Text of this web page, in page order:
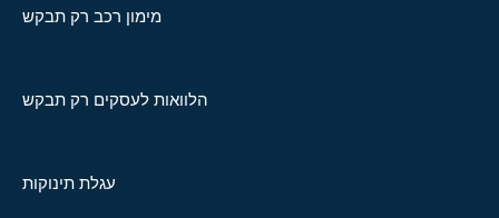
מימון רכב רק תבקש
הלוואות לעסקים רק תבקש
עגלת תינוקות